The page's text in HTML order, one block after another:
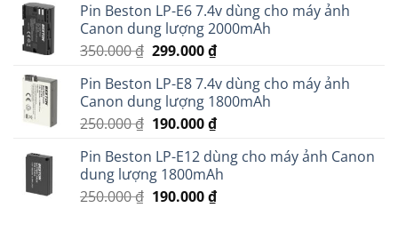
Pin Beston LP-E6 7.4v dùng cho máy ảnh
Canon dung lượng 2000mAh
350.000₫ Giá
là:
350.000 ₫.
299.000₫Giá
tại
là:
299.000 ₫.
Pin Beston LP-E8 7.4v dùng cho máy ảnh
Canon dung lượng 1800mAh
250.000₫ Giá
là:
250.000 ₫.
190.000₫Giá
tại
là:
190.000 ₫.
Pin Beston LP-E12 dùng cho máy ảnh Canon
dung lượng 1800mAh
250.000₫ Giá
190.000₫Giá